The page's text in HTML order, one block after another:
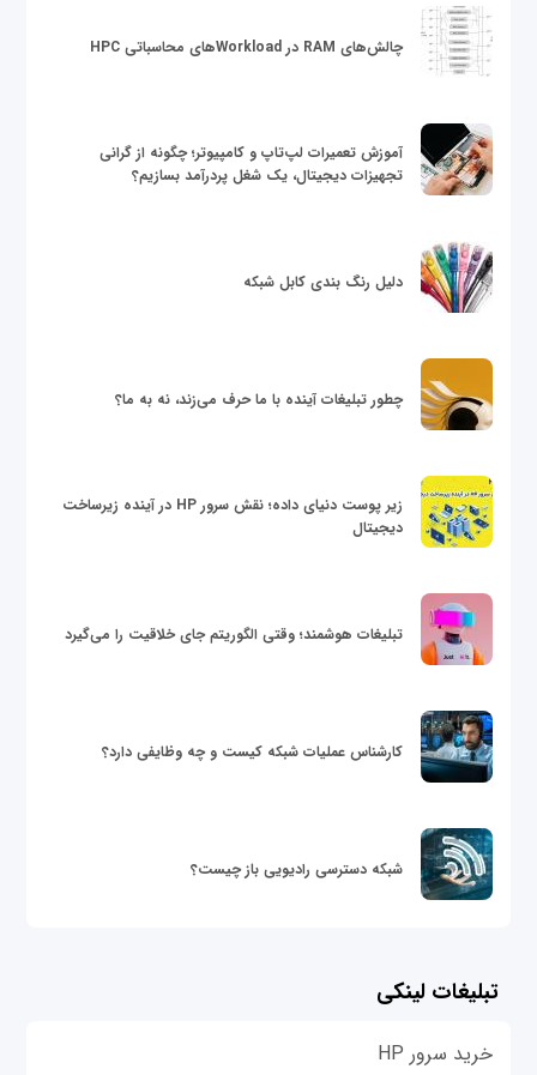
چالش‌های RAM در Workloadهای محاسباتی HPC
آموزش تعمیرات لپ‌تاپ و کامپیوتر؛ چگونه از گرانی
تجهیزات دیجیتال، یک شغل پردرآمد بسازیم؟
دلیل رنگ بندی کابل شبکه
چطور تبلیغات آینده با ما حرف می‌زند، نه به ما؟
زیر پوست دنیای داده؛ نقش سرور HP در آینده زیرساخت
دیجیتال
تبلیغات هوشمند؛ وقتی الگوریتم جای خلاقیت را می‌گیرد
کارشناس عملیات شبکه کیست و چه وظایفی دارد؟
شبکه دسترسی رادیویی باز چیست؟
تبلیغات لینکی
خرید سرور HP